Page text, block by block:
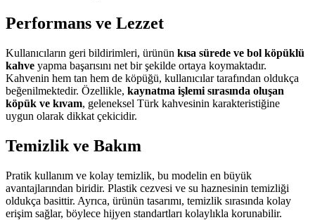
Performans ve Lezzet
Kullanıcıların geri bildirimleri, ürünün kısa sürede ve bol köpüklü
kahve yapma başarısını net bir şekilde ortaya koymaktadır.
Kahvenin hem tan hem de köpüğü, kullanıcılar tarafından oldukça
beğenilmektedir. Özellikle, kaynatma işlemi sırasında oluşan
köpük ve kıvam, geleneksel Türk kahvesinin karakteristiğine
uygun olarak dikkat çekicidir.
Temizlik ve Bakım
Pratik kullanım ve kolay temizlik, bu modelin en büyük
avantajlarından biridir. Plastik cezvesi ve su haznesinin temizliği
oldukça basittir. Ayrıca, ürünün tasarımı, temizlik sırasında kolay
erişim sağlar, böylece hijyen standartları kolaylıkla korunabilir.